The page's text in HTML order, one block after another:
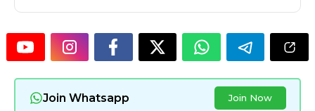
Join Whatsapp Join Now